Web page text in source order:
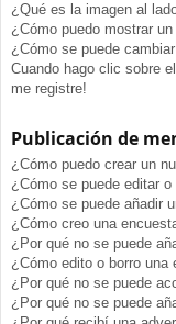
¿Qué es la imagen al
¿Cómo puedo mostrar
¿Cómo se puede
Cuando hago clic sobre
me registre!
Publicación de
¿Cómo puedo crear un
¿Cómo se puede editar
¿Cómo se puede añadir
¿Cómo creo una
¿Por qué no se puede
¿Cómo edito o borro una
¿Por qué no se puede
¿Por qué no se puede